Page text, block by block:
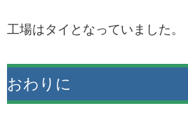
工場はタイとなっていました。
おわりに